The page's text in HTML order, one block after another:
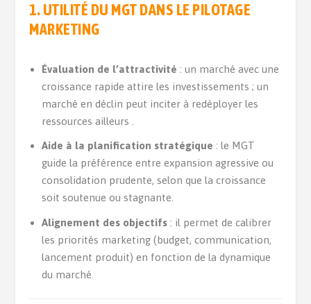
1. UTILITÉ DU MGT DANS LE PILOTAGE
MARKETING
Évaluation de l’attractivité : un marché avec une
croissance rapide attire les investissements ; un
marché en déclin peut inciter à redéployer les
ressources ailleurs .
Aide à la planification stratégique : le MGT
guide la préférence entre expansion agressive ou
consolidation prudente, selon que la croissance
soit soutenue ou stagnante.
Alignement des objectifs: il permet de calibrer
les priorités marketing (budget, communication,
lancement produit) en fonction de la dynamique
du marché.